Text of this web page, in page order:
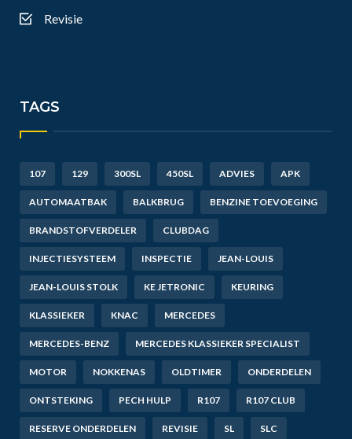
Revisie
TAGS
107 129 300SL 450SL ADVIES APK
AUTOMAATBAK BALKBRUG BENZINE TOEVOEGING
BRANDSTOFVERDELER CLUBDAG
INJECTIESYSTEEM INSPECTIE JEAN-LOUIS
JEAN-LOUIS STOLK KE JETRONIC KEURING
KLASSIEKER KNAC MERCEDES
MERCEDES-BENZ MERCEDES KLASSIEKER SPECIALIST
MOTOR NOKKENAS OLDTIMER ONDERDELEN
ONTSTEKING PECH HULP R107 R107 CLUB
RESERVE ONDERDELEN REVISIE SL SLC